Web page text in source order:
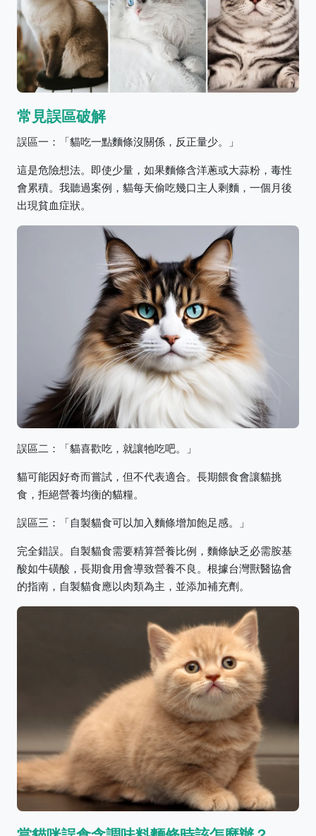
常見誤區破解
誤區一：「貓吃一點麵條沒關係，反正量少。」
這是危險想法。即使少量，如果麵條含洋蔥或大蒜粉，毒性
會累積。我聽過案例，貓每天偷吃幾口主人剩麵，一個月後
出現貧血症狀。
誤區二：「貓喜歡吃，就讓牠吃吧。」
貓可能因好奇而嘗試，但不代表適合。長期餵食會讓貓挑
食，拒絕營養均衡的貓糧。
誤區三：「自製貓食可以加入麵條增加飽足感。」
完全錯誤。自製貓食需要精算營養比例，麵條缺乏必需胺基
酸如牛磺酸，長期食用會導致營養不良。根據台灣獸醫協會
的指南，自製貓食應以肉類為主，並添加補充劑。